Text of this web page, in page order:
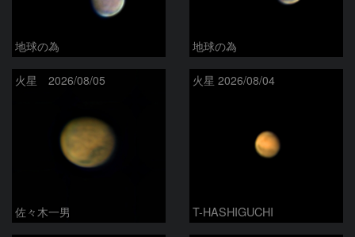
地球の為 地球の為
火星 2026/08/05
佐々木一男
火星 2026/08/04
T-HASHIGUCHI